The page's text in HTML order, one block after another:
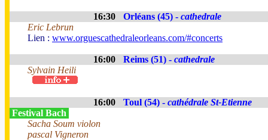
16:30 Orléans (45) - cathedrale
Eric Lebrun
Lien : www.orguescathedraleorleans.com/#concerts
16:00 Reims (51) - cathedrale
Sylvain Heili
16:00 Toul (54) - cathédrale St-Etienne
Festival Bach
Sacha Soum violon
pascal Vigneron